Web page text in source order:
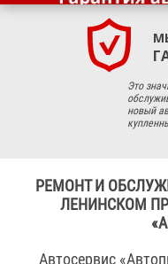
Это
новый
РЕМОНТ И
ЛЕНИНСКОМ
Автосервис